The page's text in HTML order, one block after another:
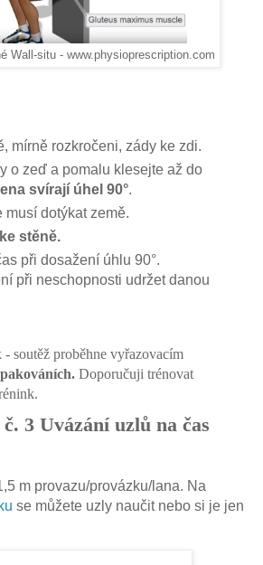
Wall-situ - www.physioprescription.com
mírně rozkročeni, zády ke zdi.
o zeď a pomalu klesejte až do
svírají úhel 90°.
musí dotýkat země.
stěně.
při dosažení úhlu 90°.
při neschopnosti udržet danou
- soutěž proběhne vyřazovacím
Doporučuji trénovat
3 Uvázání uzlů na čas
m provazu/provázku/lana. Na
se můžete uzly naučit nebo si je jen